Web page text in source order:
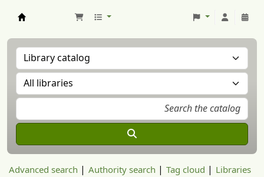
Advanced search Authority search Tag cloud Libraries